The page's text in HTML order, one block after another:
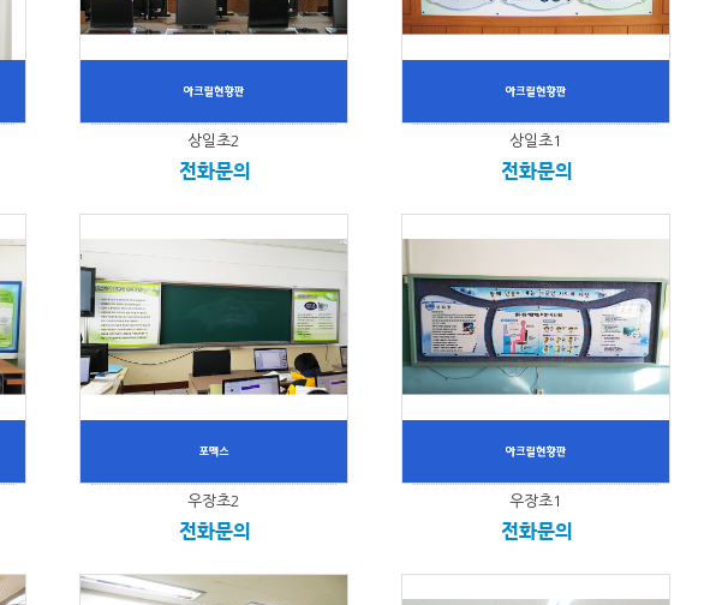
상일초2
전화문의
상일초1
전화문의
우장초2
전화문의
우장초1
전화문의